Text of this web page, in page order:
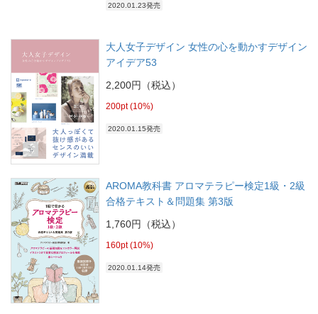
2020.01.23発売
大人女子デザイン 女性の心を動かすデザイン
アイデア53
2,200円（税込）
200pt (10%)
2020.01.15発売
AROMA教科書 アロマテラピー検定1級・2級
合格テキスト＆問題集 第3版
1,760円（税込）
160pt (10%)
2020.01.14発売